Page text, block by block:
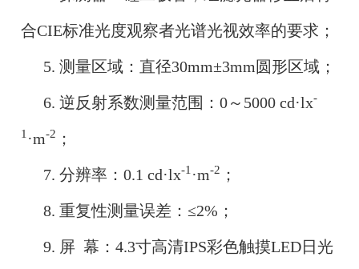
合CIE标准光度观察者光谱光视效率的要求；
5. 测量区域：直径30mm±3mm圆形区域；
6. 逆反射系数测量范围：0～5000 cd·lx-
1·m-2 ；
7. 分辨率：0.1 cd·lx-1·m-2 ；
8. 重复性测量误差：≤2%；
9. 屏 幕：4.3寸高清IPS彩色触摸LED日光